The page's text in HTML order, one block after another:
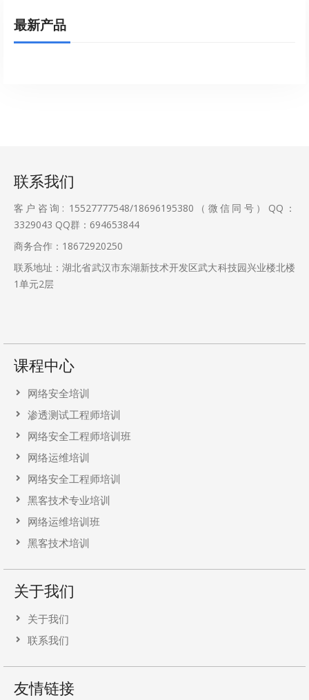
最新产品
联系我们
客户咨询: 15527777548/18696195380（微信同号）QQ：
3329043 QQ群：694653844
商务合作：18672920250
联系地址：湖北省武汉市东湖新技术开发区武大科技园兴业楼北楼
1单元2层
课程中心
网络安全培训
渗透测试工程师培训
网络安全工程师培训班
网络运维培训
网络安全工程师培训
黑客技术专业培训
网络运维培训班
黑客技术培训
关于我们
关于我们
联系我们
友情链接